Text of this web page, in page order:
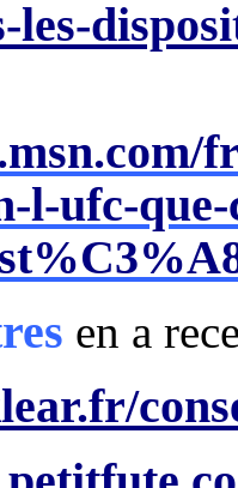
les-
l-ufc-
en a